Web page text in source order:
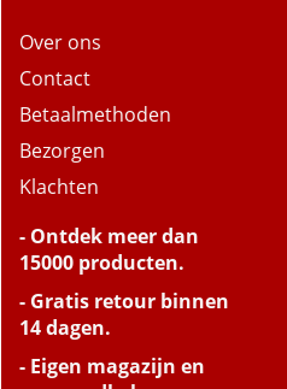
Over ons
Contact
Betaalmethoden
Bezorgen
Klachten
- Ontdek meer dan
15000 producten.
- Gratis retour binnen
14 dagen.
- Eigen magazijn en